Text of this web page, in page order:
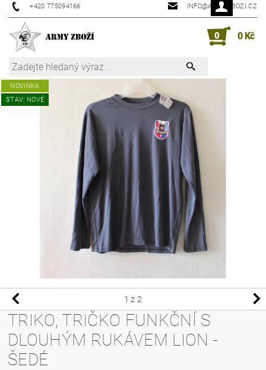
+420 775094166 INFO@ARMYZBOZI.CZ
0 0 Kč
NOVINKA
STAV: NOVÉ
1 z 2
TRIKO, TRIČKO FUNKČNÍ S
DLOUHÝM RUKÁVEM LION -
ŠEDÉ